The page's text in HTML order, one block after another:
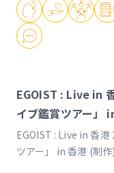
EGOIST : Live in
イブ鑑賞ツアー」
EGOIST : Live in 香
ツアー」 in 香港 (制作)